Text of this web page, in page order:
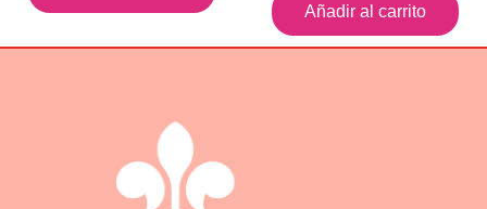
Añadir al carrito